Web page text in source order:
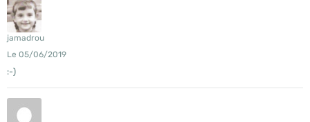
jamadrou
Le 05/06/2019
:-)